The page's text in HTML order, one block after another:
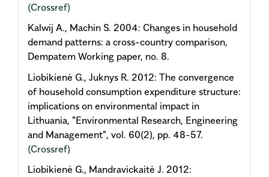
(Crossref)
Kalwij A., Machin S. 2004: Changes in household
demand patterns: a cross-country comparison,
Dempatem Working paper, no. 8.
Liobikienė G., Juknys R. 2012: The convergence
of household consumption expenditure structure:
implications on environmental impact in
Lithuania, "Environmental Research, Engineering
and Management", vol. 60(2), pp. 48-57.
(Crossref)
Liobikienė G., Mandravickaitė J. 2012: